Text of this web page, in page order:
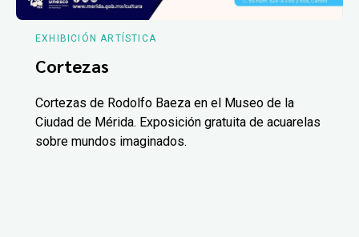
EXHIBICIÓN ARTÍSTICA
Cortezas
Cortezas de Rodolfo Baeza en el Museo de la
Ciudad de Mérida. Exposición gratuita de acuarelas
sobre mundos imaginados.